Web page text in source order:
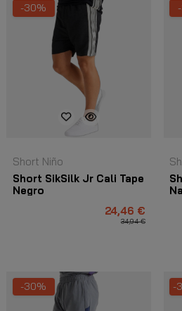
-30%
Short Niño
Short SikSilk Jr Cali Tape
Negro
24,46 €
34,94 €
-30% -